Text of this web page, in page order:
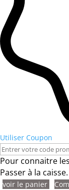
Utiliser Coupon
Pour connaitre
Passer à la caisse.
voir le panier